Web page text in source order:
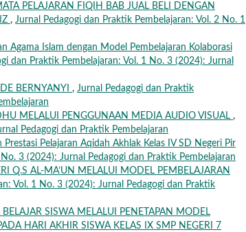
PELAJARAN FIQIH BAB JUAL BELI DENGAN
, Jurnal Pedagogi dan Praktik Pembelajaran: Vol. 2 No. 1
Agama Islam dengan Model Pembelajaran Kolaborasi
dan Praktik Pembelajaran: Vol. 1 No. 3 (2024): Jurnal
BERNYANYI , Jurnal Pedagogi dan Praktik
MELALUI PENGGUNAAN MEDIA AUDIO VISUAL ,
Pedagogi dan Praktik Pembelajaran
Pelajaran Aqidah Akhlak Kelas IV SD Negeri Pir
3 (2024): Jurnal Pedagogi dan Praktik Pembelajaran
Q.S AL-MA’UN MELALUI MODEL PEMBELAJARAN
Vol. 1 No. 3 (2024): Jurnal Pedagogi dan Praktik
SISWA MELALUI PENETAPAN MODEL
HARI AKHIR SISWA KELAS IX SMP NEGERI 7